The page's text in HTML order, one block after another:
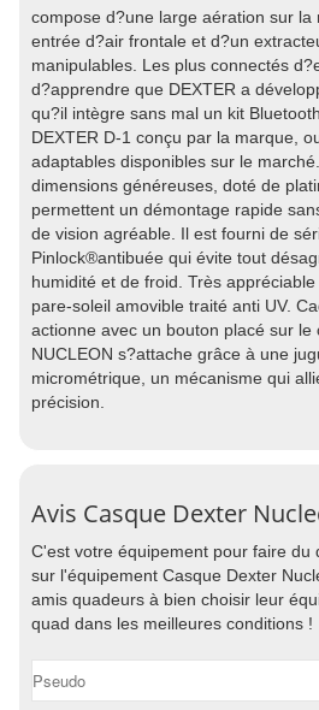
compose d?une large aération sur la
entrée d?air frontale et d?un
manipulables. Les plus connectés
d?apprendre que DEXTER a
qu?il intègre sans mal un kit
DEXTER D-1 conçu par la marque,
adaptables disponibles sur le
dimensions généreuses, doté de
permettent un démontage rapide
de vision agréable. Il est fourni de
Pinlock®antibuée qui évite tout
humidité et de froid. Très
pare-soleil amovible traité anti UV.
actionne avec un bouton placé sur le
NUCLEON s?attache grâce à une
micrométrique, un mécanisme qui
précision.
Avis Casque Dexter
C'est votre équipement pour faire du
sur l'équipement Casque Dexter
amis quadeurs à bien choisir leur
quad dans les meilleures conditions !